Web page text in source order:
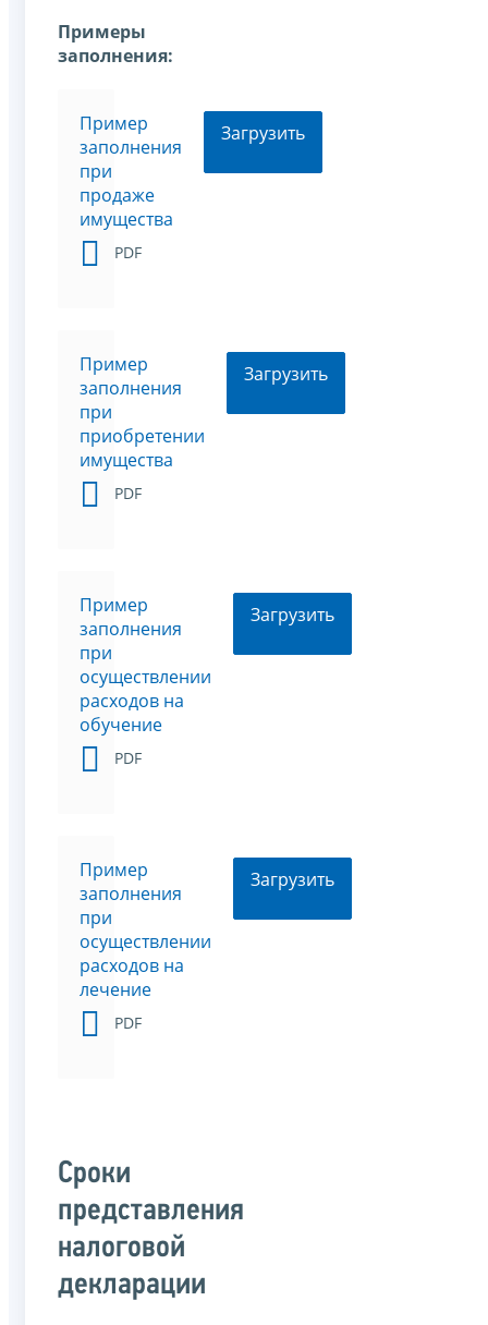
Примеры
заполнения:
Пример
заполнения
при
продаже
имущества
PDF
Загрузить
Пример
заполнения
при
приобретении
имущества
PDF
Загрузить
Пример
заполнения
при
осуществлении
расходов на
обучение
PDF
Загрузить
Пример
заполнения
при
осуществлении
расходов на
лечение
PDF
Загрузить
Сроки
представления
налоговой
декларации